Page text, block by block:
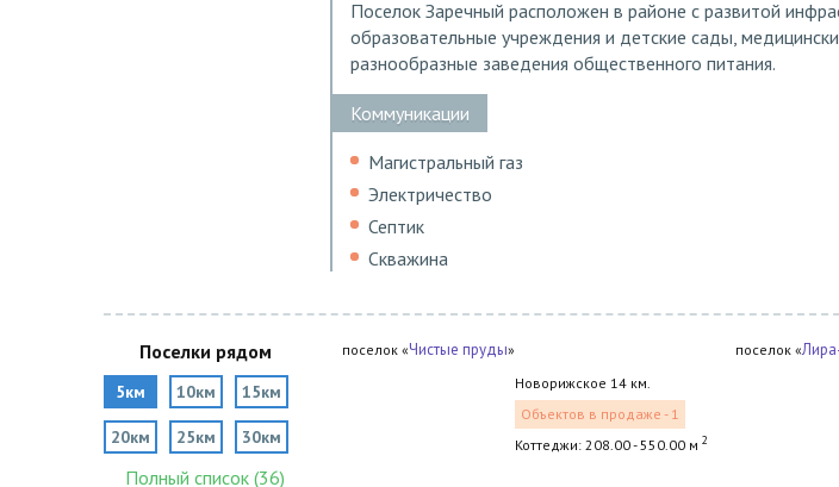
Поселок Заречный расположен в районе с развитой
образовательные учреждения и детские сады,
разнообразные заведения общественного питания.
Коммуникации
Магистральный газ
Электричество
Септик
Скважина
Поселки рядом
5км 10км 15км
20км 25км 30км
Полный список (36)
поселок «Чистые пруды»
Новорижское 14 км.
Объектов в продаже - 1
Коттеджи: 208.00 - 550.00 м 2
поселок «